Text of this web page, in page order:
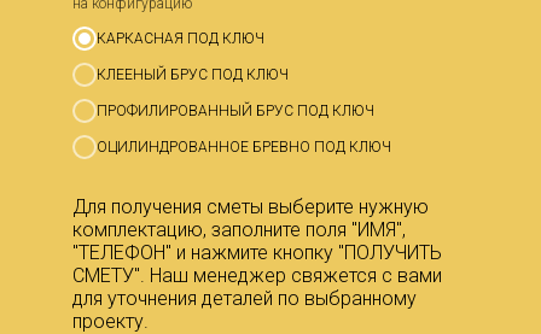
на конфигурацию
КАРКАСНАЯ ПОД КЛЮЧ
КЛЕЕНЫЙ БРУС ПОД КЛЮЧ
ПРОФИЛИРОВАННЫЙ БРУС ПОД КЛЮЧ
ОЦИЛИНДРОВАННОЕ БРЕВНО ПОД КЛЮЧ
Для получения сметы выберите нужную
комплектацию, заполните поля "ИМЯ",
"ТЕЛЕФОН" и нажмите кнопку "ПОЛУЧИТЬ
СМЕТУ". Наш менеджер свяжется с вами
для уточнения деталей по выбранному
проекту.